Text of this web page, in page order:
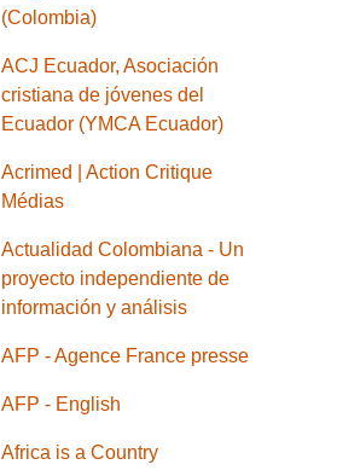
(Colombia)
ACJ Ecuador, Asociación
cristiana de jóvenes del
Ecuador (YMCA Ecuador)
Acrimed | Action Critique
Médias
Actualidad Colombiana - Un
proyecto independiente de
información y análisis
AFP - Agence France presse
AFP - English
Africa is a Country